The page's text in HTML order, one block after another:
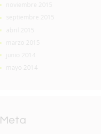
noviembre 2015
septiembre 2015
abril 2015
marzo 2015
junio 2014
mayo 2014
Meta